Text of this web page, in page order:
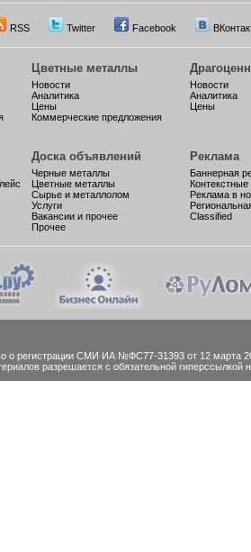
RSS Twitter Facebook
Цветные металлы
Новости
Аналитика
Цены
Коммерческие предложения
Новости
Аналитика
Цены
Доска объявлений
Черные металлы
Цветные металлы
Сырье и металлолом
Услуги
Вакансии и прочее
Прочее
Реклама
Баннерная
Реклама в
Classified
о регистрации СМИ ИА №ФС77-31393 от 12 марта
разрешается с обязательной гиперссылкой